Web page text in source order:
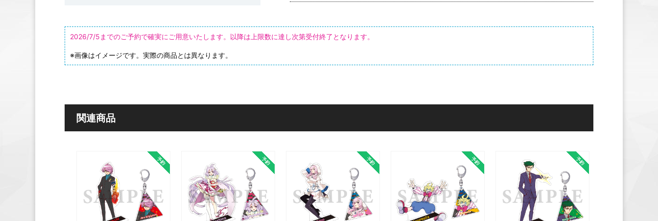
2026/7/5までのご予約で確実にご用意いたします。以降は上限数に達し次第受付終了となります。
※画像はイメージです。実際の商品とは異なります。
関連商品